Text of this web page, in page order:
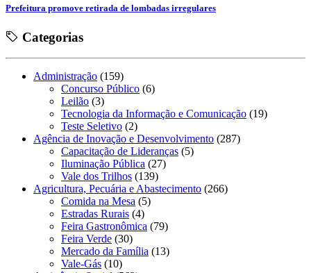
Prefeitura promove retirada de lombadas irregulares
Categorias
Administração (159)
Concurso Público (6)
Leilão (3)
Tecnologia da Informação e Comunicação (19)
Teste Seletivo (2)
Agência de Inovação e Desenvolvimento (287)
Capacitação de Lideranças (5)
Iluminação Pública (27)
Vale dos Trilhos (139)
Agricultura, Pecuária e Abastecimento (266)
Comida na Mesa (5)
Estradas Rurais (4)
Feira Gastronômica (79)
Feira Verde (30)
Mercado da Família (13)
Vale-Gás (10)